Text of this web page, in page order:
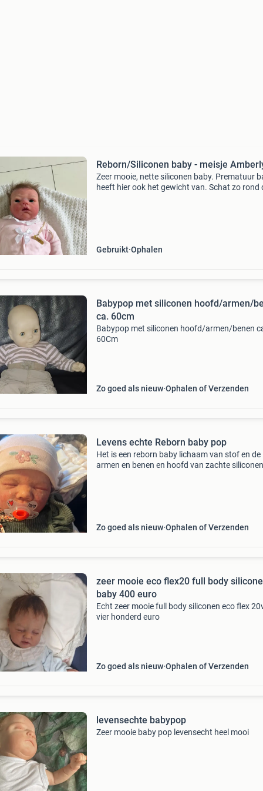
Reborn/Siliconen baby - meisje
Zeer mooie, nette siliconen baby. Prematuur
heeft hier ook het gewicht van. Schat zo rond
Gebruikt Ophalen
Babypop met siliconen hoofd/armen/
ca. 60cm
Babypop met siliconen hoofd/armen/benen
60Cm
Zo goed als nieuw Ophalen of Verzenden
Levens echte Reborn baby pop
Het is een reborn baby lichaam van stof en de
armen en benen en hoofd van zachte
Zo goed als nieuw Ophalen of Verzenden
zeer mooie eco flex20 full body siliconen
baby 400 euro
Echt zeer mooie full body siliconen eco flex
vier honderd euro
Zo goed als nieuw Ophalen of Verzenden
levensechte babypop
Zeer mooie baby pop levensecht heel mooi